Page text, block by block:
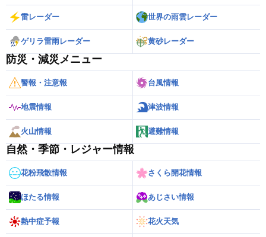
雷レーダー 世界の雨雲レーダー
ゲリラ雷雨レーダー 黄砂レーダー
防災・減災メニュー
警報・注意報 台風情報
地震情報 津波情報
火山情報 避難情報
自然・季節・レジャー情報
花粉飛散情報 さくら開花情報
ほたる情報 あじさい情報
熱中症予報 花火天気